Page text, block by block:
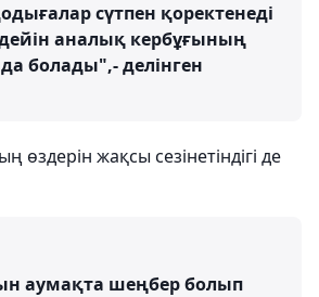
сүтпен қоректенеді
аналық кербұғының
болады",- делінген
өздерін жақсы сезінетіндігі де
аумақта шеңбер болып